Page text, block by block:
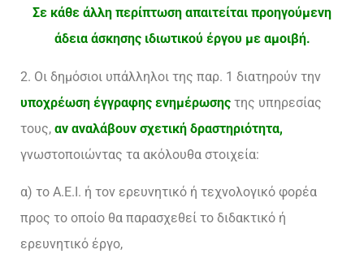
Σε κάθε άλλη περίπτωση απαιτείται προηγούμενη
άδεια άσκησης ιδιωτικού έργου με αμοιβή.
2. Οι δημόσιοι υπάλληλοι της παρ. 1 διατηρούν την
υποχρέωση έγγραφης ενημέρωσης της υπηρεσίας
τους, αν αναλάβουν σχετική δραστηριότητα,
γνωστοποιώντας τα ακόλουθα στοιχεία:
α) το Α.Ε.Ι. ή τον ερευνητικό ή τεχνολογικό φορέα
προς το οποίο θα παρασχεθεί το διδακτικό ή
ερευνητικό έργο,